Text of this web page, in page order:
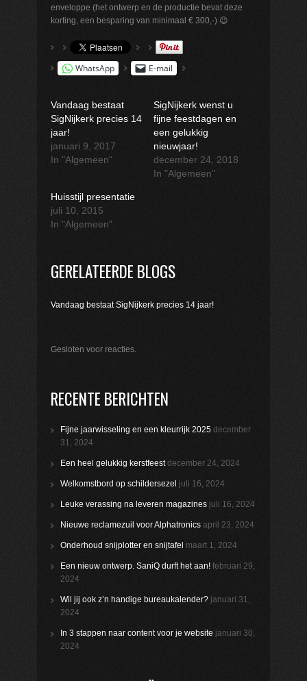
enveloppe (het ontwerp en de productie bevat deze
korting, een besparing van minimaal € 300,-) 😉
WhatsApp E-mail
Vandaag bestaat
SigNijkerk precies 14
jaar!
januari 9, 2017
In "Algemeen"
SigNijkerk wenst u
fijne feestdagen en
een gelukkig
nieuwjaar!
december 24, 2018
In "Algemeen"
Huisstijl presentatie
juli 10, 2015
In "Algemeen"
GERELATEERDE BLOGS
Vandaag bestaat SigNijkerk precies 14 jaar!
Gesloten voor reacties.
RECENTE BERICHTEN
Fijne jaarwisseling en een kleurrijk 2025 december
31, 2024
Een heel gelukkig kerstfeest december 24, 2024
Welkomstbord op schildersezel juli 16, 2024
Leuke verassing na leveren magazines juli 16, 2024
Nieuwe reclamezuil voor Alphatronics april 23, 2024
Onderhoud snijplotter en snijtafel maart 1, 2024
Een nieuw ontwerp. SaniQ durft het aan! februari 29,
2024
Wil jij ook z’n handige bureaukalender? januari 31,
2024
In 3 stappen naar content voor je website januari 30,
2024